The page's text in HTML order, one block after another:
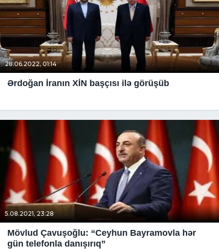
28.06.2022, 01:14
Ərdoğan İranın XİN başçısı ilə görüşüb
5.08.2021, 23:28
Mövlud Çavuşoğlu: “Ceyhun Bayramovla hər
gün telefonla danışırıq”